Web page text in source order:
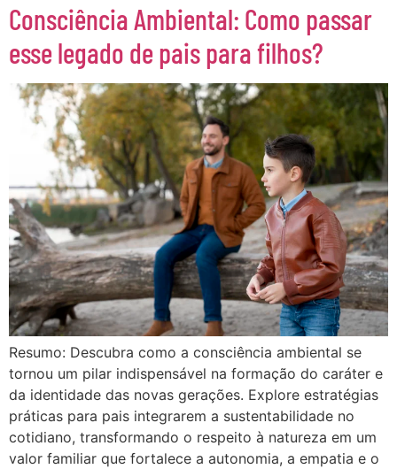
Consciência Ambiental: Como passar
esse legado de pais para filhos?
Resumo: Descubra como a consciência ambiental se
tornou um pilar indispensável na formação do caráter e
da identidade das novas gerações. Explore estratégias
práticas para pais integrarem a sustentabilidade no
cotidiano, transformando o respeito à natureza em um
valor familiar que fortalece a autonomia, a empatia e o